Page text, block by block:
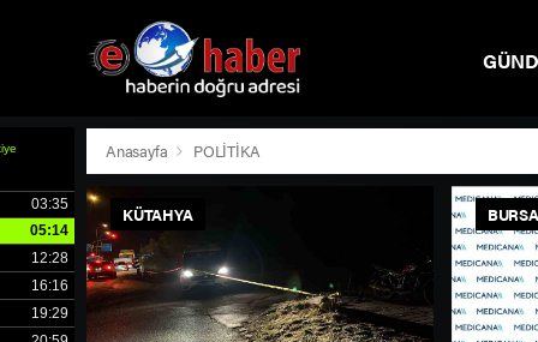
Anasayfa POLİTİKA
KÜTAHYA BURSA